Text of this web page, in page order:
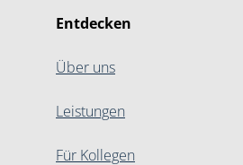
Entdecken
Über uns
Leistungen
Für Kollegen